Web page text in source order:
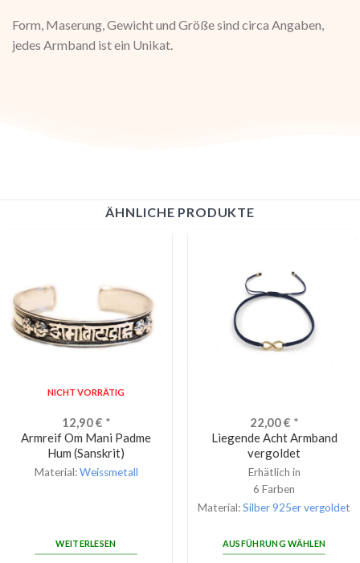
Form, Maserung, Gewicht und Größe sind circa Angaben,
jedes Armband ist ein Unikat.
ÄHNLICHE PRODUKTE
NICHT VORRÄTIG
12,90€ *
Armreif Om Mani Padme
Hum (Sanskrit)
Material:Weissmetall
WEITERLESEN
22,00€ *
Liegende Acht Armband
vergoldet
Erhätlich in
6 Farben
Material:Silber 925er vergoldet
AUSFÜHRUNG WÄHLEN